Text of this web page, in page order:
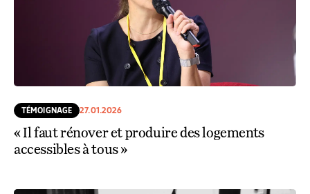
TÉMOIGNAGE 27.01.2026
« Il faut rénover et produire des logements
accessibles à tous »